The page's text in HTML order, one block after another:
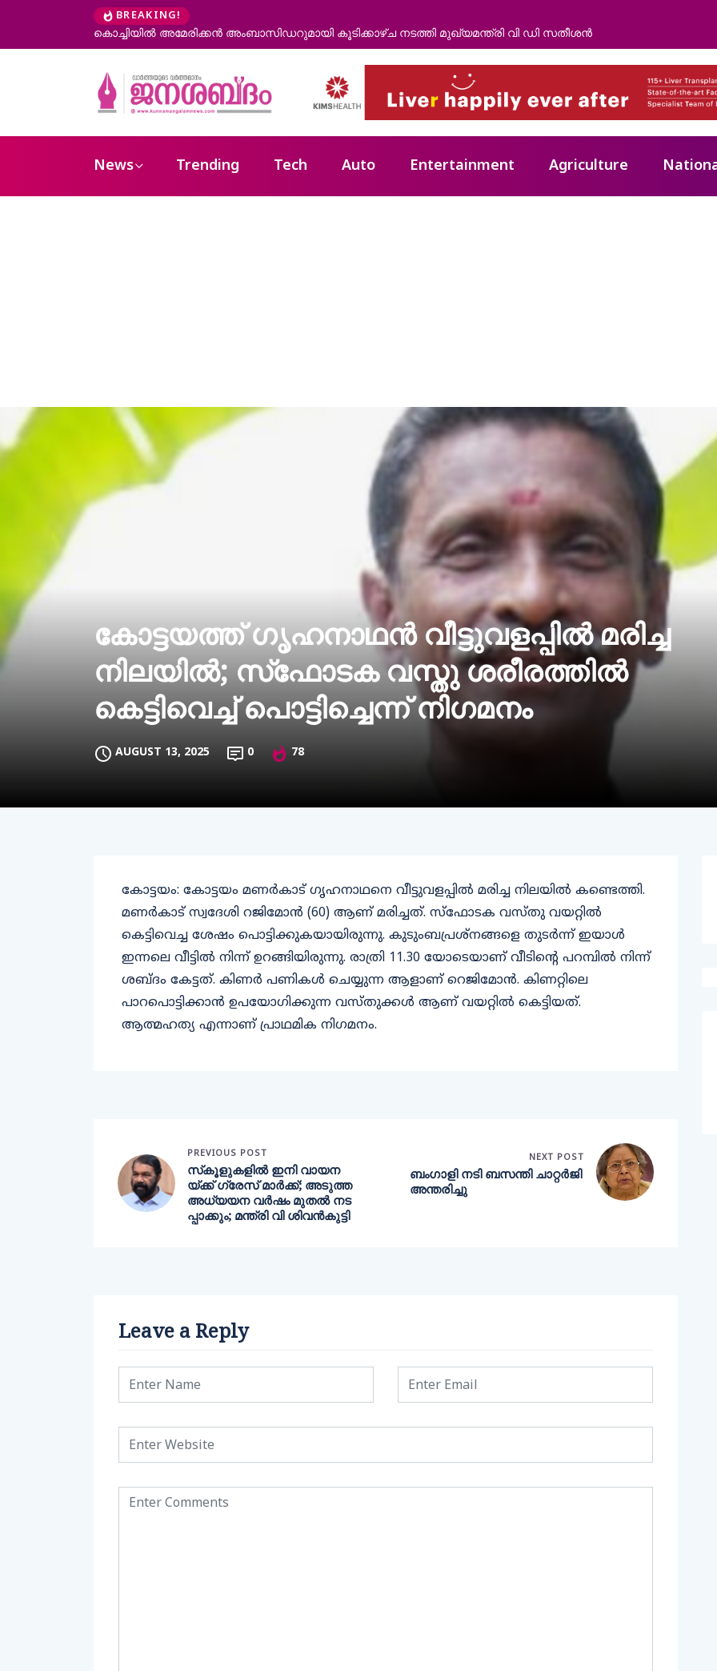
BREAKING!
മുഖ്യമന്ത്രി വി ഡി സതീശൻകോന്നി ആനക്കൂട്ടിൽ ആനയുടെ ചവിട്ടേറ്റ് പാപ്പാൻ മരിച്ചു
News Trending Tech Auto Entertainment Agriculture
കോട്ടയത്ത് ഗൃഹനാഥന്‍ വീട്ടുവളപ്പില്‍ മരിച്ച
നിലയില്‍; സ്‌ഫോടക വസ്തു ശരീരത്തില്‍
കെട്ടിവെച്ച് പൊട്ടിച്ചെന്ന് നിഗമനം
AUGUST 13, 2025 0 78
കോട്ടയം: കോട്ടയം മണര്‍കാട് ഗൃഹനാഥനെ വീട്ടുവളപ്പില്‍ മരിച്ച നിലയില്‍ കണ്ടെത്തി.
മണര്‍കാട് സ്വദേശി റജിമോന്‍ (60) ആണ് മരിച്ചത്. സ്‌ഫോടക വസ്തു വയറ്റില്‍
കെട്ടിവെച്ച ശേഷം പൊട്ടിക്കുകയായിരുന്നു. കുടുംബപ്രശ്‌നങ്ങളെ തുടര്‍ന്ന് ഇയാള്‍
ഇന്നലെ വീട്ടില്‍ നിന്ന് ഉറങ്ങിയിരുന്നു. രാത്രി 11.30 യോടെയാണ് വീടിന്റെ പറമ്പില്‍ നിന്ന്
ശബ്ദം കേട്ടത്. കിണര്‍ പണികള്‍ ചെയ്യുന്ന ആളാണ് റെജിമോന്‍. കിണറ്റിലെ
പാറപൊട്ടിക്കാന്‍ ഉപയോഗിക്കുന്ന വസ്തുക്കള്‍ ആണ് വയറ്റില്‍ കെട്ടിയത്.
ആത്മഹത്യ എന്നാണ് പ്രാഥമിക നിഗമനം.
PREVIOUS POST
സ്‌കൂളുകളില്‍ ഇനി വായന
യ്ക്ക് ഗ്രേസ് മാര്‍ക്ക്; അടുത്ത
അധ്യയന വര്‍ഷം മുതല്‍ നട
പ്പാക്കും; മന്ത്രി വി ശിവന്‍കുട്ടി
NEXT POST
ബംഗാളി നടി ബസന്തി ചാറ്റര്‍ജി
അന്തരിച്ചു
Leave a Reply